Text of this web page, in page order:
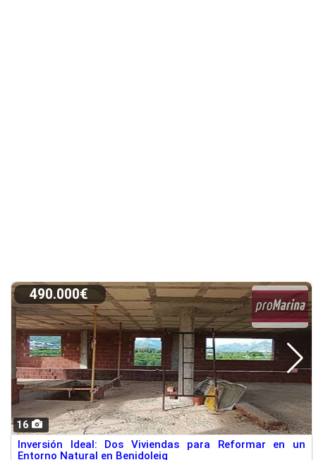
16
490.000€
Inversión Ideal: Dos Viviendas para Reformar en un
Entorno Natural en Benidoleig